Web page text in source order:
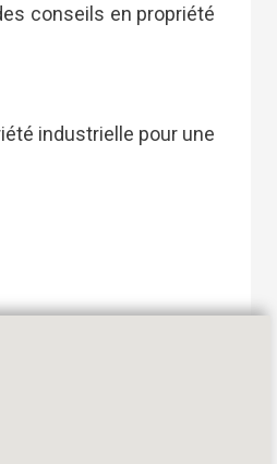
conseils en propriété
industrielle pour une